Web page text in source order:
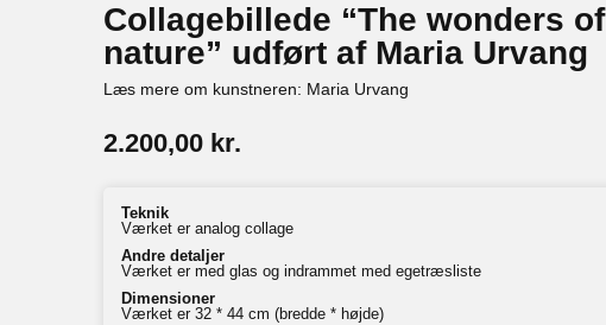
Collagebillede “The wonders of
nature” udført af Maria Urvang
Læs mere om kunstneren: Maria Urvang
2.200,00 kr.
Teknik
Værket er analog collage
Andre detaljer
Værket er med glas og indrammet med egetræsliste
Dimensioner
Værket er 32 * 44 cm (bredde * højde)